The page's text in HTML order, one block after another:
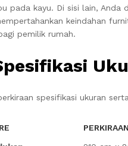
pada kayu. Di sisi lain,
keindahan
pemilik rumah.
spesifikasi ukuran